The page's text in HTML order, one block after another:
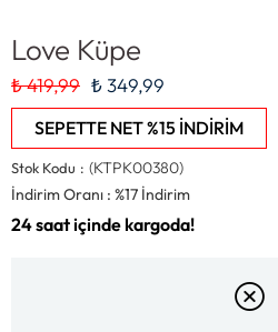
Love Küpe
₺ 419,99 ₺ 349,99
SEPETTE NET %15 İNDİRİM
Stok Kodu
(KTPK00380)
İndirim Oranı : %17 İndirim